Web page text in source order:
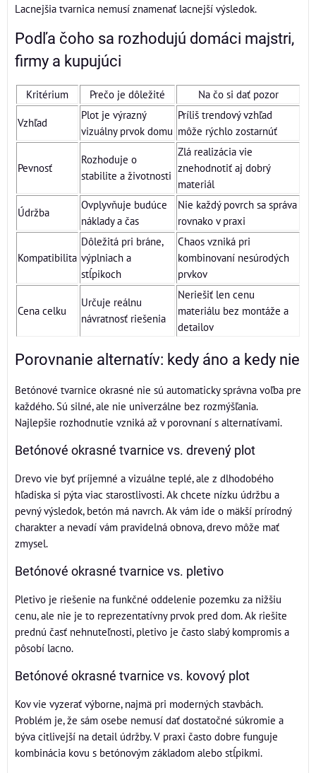
Lacnejšia tvarnica nemusí znamenať lacnejší výsledok.
Podľa čoho sa rozhodujú domáci majstri,
firmy a kupujúci
Kritérium Prečo je dôležité
Na čo si dať pozor
Vzhľad
Plot je výrazný
vizuálny prvok domu
Príliš trendový vzhľad
môže rýchlo zostarnúť
Pevnosť
Rozhoduje o
stabilite a životnosti
Zlá realizácia vie
znehodnotiť aj dobrý
materiál
Údržba
Ovplyvňuje budúce
náklady a čas
Nie každý povrch sa správa
rovnako v praxi
Kompatibilita
Dôležitá pri bráne,
výplniach a
stĺpikoch
Chaos vzniká pri
kombinovaní nesúrodých
prvkov
Cena celku
Určuje reálnu
návratnosť riešenia
Neriešiť len cenu
materiálu bez montáže a
detailov
Porovnanie alternatív: kedy áno a kedy nie
Betónové tvarnice okrasné nie sú automaticky správna voľba pre
každého. Sú silné, ale nie univerzálne bez rozmýšľania.
Najlepšie rozhodnutie vzniká až v porovnaní s alternatívami.
Betónové okrasné tvarnice vs. drevený plot
Drevo vie byť príjemné a vizuálne teplé, ale z dlhodobého
hľadiska si pýta viac starostlivosti. Ak chcete nízku údržbu a
pevný výsledok, betón má navrch. Ak vám ide o mäkší prírodný
charakter a nevadí vám pravidelná obnova, drevo môže mať
zmysel.
Betónové okrasné tvarnice vs. pletivo
Pletivo je riešenie na funkčné oddelenie pozemku za nižšiu
cenu, ale nie je to reprezentatívny prvok pred dom. Ak riešite
prednú časť nehnuteľnosti, pletivo je často slabý kompromis a
pôsobí lacno.
Betónové okrasné tvarnice vs. kovový plot
Kov vie vyzerať výborne, najmä pri moderných stavbách.
Problém je, že sám osebe nemusí dať dostatočné súkromie a
býva citlivejší na detail údržby. V praxi často dobre funguje
kombinácia kovu s betónovým základom alebo stĺpikmi.